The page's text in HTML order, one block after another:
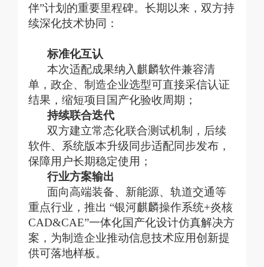
伴”计划的重要里程碑。长期以来，双方持
续深化技术协同：
标准化互认
本次适配成果纳入麒麟软件兼容清
单，政企、制造企业选型可直接采信认证
结果，缩短项目国产化验收周期；
持续联合迭代
双方建立常态化联合测试机制，后续
软件、系统版本升级同步适配同步发布，
保障用户长期稳定使用；
行业方案输出
面向高端装备、新能源、轨道交通等
重点行业，推出 “银河麒麟操作系统+炎核
CAD&CAE”一体化国产化设计仿真解决方
案，为制造企业推动信息技术应用创新提
供可落地样板。